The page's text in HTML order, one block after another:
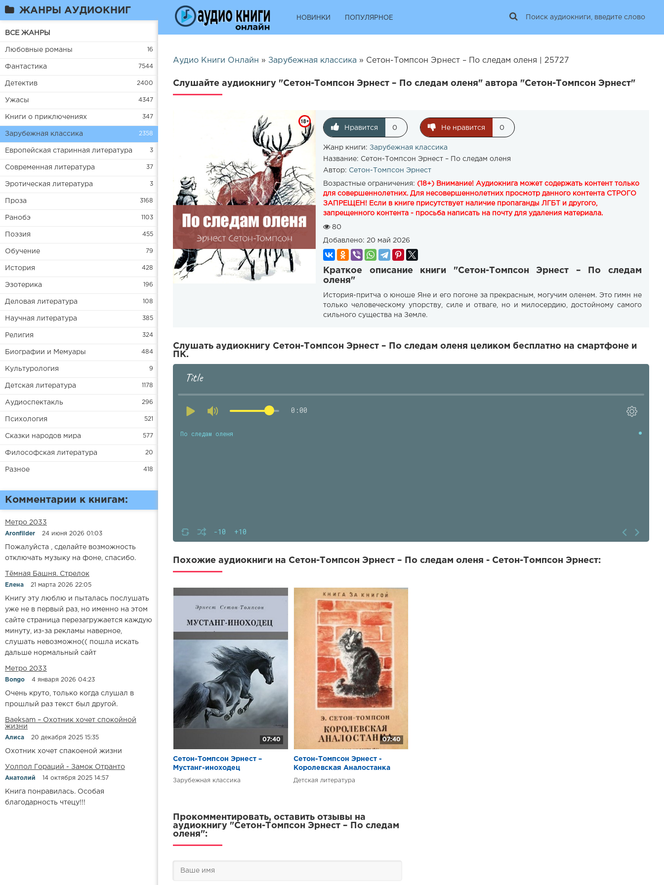
ЖАНРЫ АУДИОКНИГ
ВСЕ ЖАНРЫ
Любовные романы 16
Фантастика 7544
Детектив 2400
Ужасы 4347
Книги о приключениях 347
Зарубежная классика 2358
Европейская старинная литература 3
Современная литература 37
Эротическая литература 3
Проза 3168
Ранобэ 1103
Поэзия 455
Обучение 79
История 428
Эзотерика 196
Деловая литература 108
Научная литература 385
Религия 324
Биографии и Мемуары 484
Культурология 9
Детская литература 1178
Аудиоспектакль 296
Психология 521
Сказки народов мира 577
Философская литература 20
Разное 418
Комментарии к книгам:
Метро 2033
Aronfilder 24 июня 2026 01:03
Пожалуйста , сделайте возможность
отключать музыку на фоне, спасибо.
​​Тёмная Башня. Стрелок
Елена 21 марта 2026 22:05
Книгу эту люблю и пыталась послушать
уже не в первый раз, но именно на этом
сайте страница перезагружается каждую
минуту, из-за рекламы наверное,
слушать невозможно(( пошла искать
дальше нормальный сайт
Метро 2033
Bongo 4 января 2026 04:23
Очень круто, только когда слушал в
прошлый раз текст был другой.
Baeksam – Охотник хочет спокойной
жизни
Алиса 20 декабря 2025 15:35
Охотник хочет спакоеной жизни
Уолпол Гораций - Замок Отранто
Анатолий 14 октября 2025 14:57
Книга понравилась. Особая
благодарность чтецу!!!
НОВИНКИ ПОПУЛЯРНОЕ
Аудио Книги Онлайн » Зарубежная классика » Сетон-Томпсон Эрнест – По следам оленя | 25727
Слушайте аудиокнигу "Сетон-Томпсон Эрнест – По следам оленя" автора "Сетон-Томпсон Эрнест"
Нравится 0 Не нравится 0
Жанр книги:Зарубежная классика
Название: Сетон-Томпсон Эрнест – По следам оленя
Автор: Сетон-Томпсон Эрнест
Возрастные ограничения: (18+) Внимание! Аудиокнига может содержать контент только
для совершеннолетних. Для несовершеннолетних просмотр данного контента СТРОГО
ЗАПРЕЩЕН! Если в книге присутствует наличие пропаганды ЛГБТ и другого,
запрещенного контента - просьба написать на почту для удаления материала.
80
Добавлено: 20 май 2026
Краткое описание книги "Сетон-Томпсон Эрнест – По следам
оленя"
История-притча о юноше Яне и его погоне за прекрасным, могучим оленем. Это гимн не
только человеческому упорству, силе и отваге, но и милосердию, достойному самого
сильного существа на Земле.
Слушать аудиокнигу Сетон-Томпсон Эрнест – По следам оленя целиком бесплатно на смартфоне и
ПК.
Title
0:00
-10 +10
По следам оленя
Похожие аудиокниги на Сетон-Томпсон Эрнест – По следам оленя - Сетон-Томпсон Эрнест:
07:40
Сетон-Томпсон Эрнест –
Мустанг-иноходец
Зарубежная классика
07:40
Сетон-Томпсон Эрнест -
Королевская Аналостанка
Детская литература
Прокомментировать, оставить отзывы на
аудиокнигу "Сетон-Томпсон Эрнест – По следам
оленя":